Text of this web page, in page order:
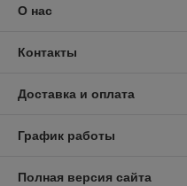
О нас
Контакты
Доставка и оплата
График работы
Полная версия сайта